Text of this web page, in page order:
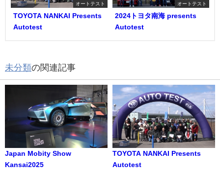
オートテスト
TOYOTA NANKAI Presents
Autotest
オートテスト
2024トヨタ南海 presents
Autotest
未分類の関連記事
Japan Mobity Show
Kansai2025
TOYOTA NANKAI Presents
Autotest